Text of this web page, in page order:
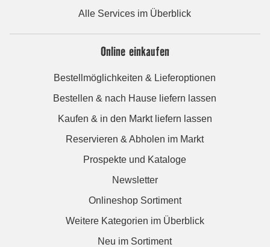
Alle Services im Überblick
Online einkaufen
Bestellmöglichkeiten & Lieferoptionen
Bestellen & nach Hause liefern lassen
Kaufen & in den Markt liefern lassen
Reservieren & Abholen im Markt
Prospekte und Kataloge
Newsletter
Onlineshop Sortiment
Weitere Kategorien im Überblick
Neu im Sortiment